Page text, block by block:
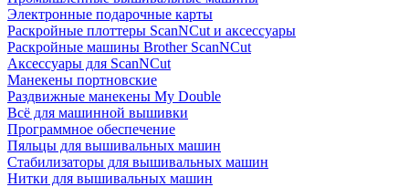
Электронные подарочные карты
Раскройные плоттеры ScanNCut и аксессуары
Раскройные машины Brother ScanNCut
Аксессуары для ScanNCut
Манекены портновские
Раздвижные манекены My Double
Всё для машинной вышивки
Программное обеспечение
Пяльцы для вышивальных машин
Стабилизаторы для вышивальных машин
Нитки для вышивальных машин